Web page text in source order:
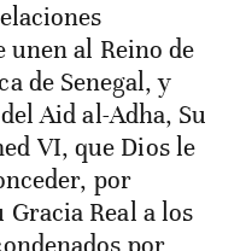
al Reino de
de Senegal, y
Aid al-Adha, Su
VI, que Dios le
por
Real a los